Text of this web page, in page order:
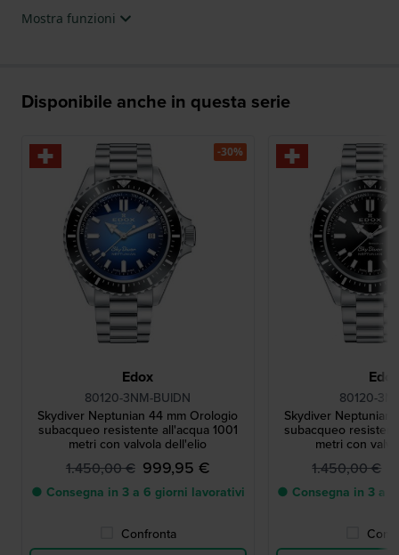
Mostra funzioni
Disponibile anche in questa serie
Edox
80120-3NM-BUIDN
Skydiver Neptunian 44 mm Orologio
subacqueo resistente all'acqua 1001
metri con valvola dell'elio
1.450,00 € 999,95 €
● Consegna in 3 a 6 giorni lavorativi
Confronta
-30%
Edox
80120-
Skydiver Neptunian
subacqueo
metri con
1.450,00 €
● Consegna in 3 a